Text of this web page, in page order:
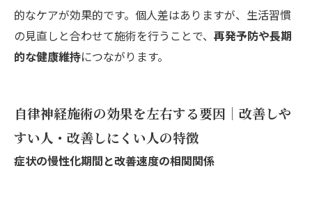
的なケアが効果的です。個人差はありますが、生活習慣
の見直しと合わせて施術を行うことで、 再発予防や長期
的な健康維持につながります。
自律神経施術の効果を左右する要因｜改善しや
すい人・改善しにくい人の特徴
症状の慢性化期間と改善速度の相関関係